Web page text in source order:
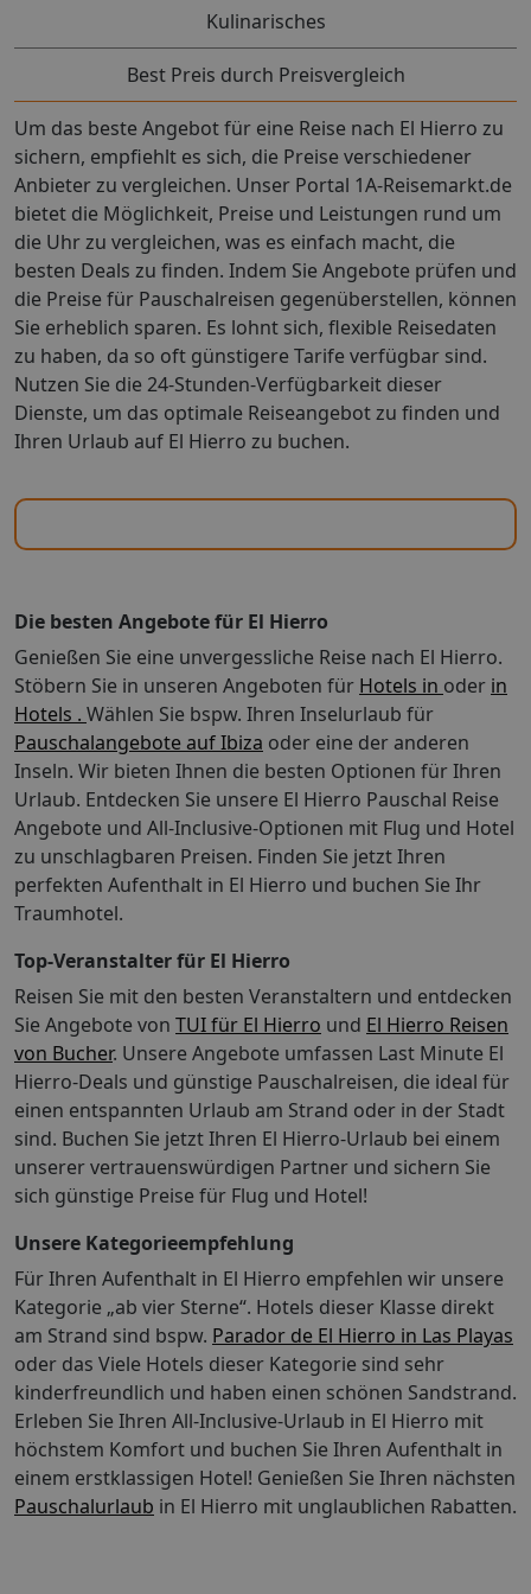
Programm, Sat-TV, Badewanne, WC, Föhn, Terrasse: mit
Liegen, mit Sitzgelegenheit, mit Grill, mit Privat-
GartenAppartement Typ (APY4), Haus, Landseite,
Meerseite, Meerblick, Landblick, ca. 80 - 100 m², letzte
Komplettrenovierung 2006, letzte Teilrenovierung
2016, Gesamtanzahl der Räume in diesem Zimmertyp:
3, Aufteilung wie folgt: kombiniertes
Wohn-/Schlafzimmer, 2 Schlafzimmer, 4 Einzelbetten
(100x200cm), 1 Schlafsofa (80x190cm), 1 Zustellbett
(80x190cm), Babybett, 1 Etagenbett (135x190cm),
Heizung: individuell regelbar, Kamin, Fußboden:
Fliesenboden, Sofa, Bügeleisen, Bügelbrett,
Waschmaschine, Küche, Kühlschrank, Gas/E-Herd,
Kaffeemaschine, Espressomaschine,
Kaffee-/Teezubereiter, Wasserkocher, Toaster, Esstisch,
Fernseher: Flatscreen, im Wohnbereich, deutsches
Programm, Sat-TV, Badewanne oder Dusche, Föhn,
Sitzgelegenheit, mit Grill, mit Privat-Garten Ihre
internationalem Flug ist das Zug zum Flug Ticket für
gilt nicht bei: Buchung einer reinen Flugleistung,
Buchung einer Hotelleistung ohne Flug, Buchung von
Leistungen (z.B. Hotel, Ausflüge oder Mietwagen) mit
einem separat dazu gebuchten Flug Reisen von
deutschen Abflughäfen zu den Zielflughäfen
EuroAirport Basel und Salzburg sowie innerdeutschen
Flugreisen Abflüge von ausländischen Flughäfen, auch
nicht für die innerdeutsche Strecke bis zur Grenze Für
aus dem Ausland anreisende TUI Deutschland Gäste gilt
für Abflüge ab deutschen Flughäfen das Zug zum Flug
Ticket ab der Grenze innerhalb Deutschlands. Bei
Buchung einer Paketreise im Internet ist das Zug zum
ist eine Kooperation mit der Deutschen Bahn AG. Mehr
Informationen finden Sie auf
http://www.tui.com/service-kontakt/zug-zum-flug/.
Privattransfer ist bei vielen Hotels zubuchbar.
Ausgenommen bei Individuell-Buchungen
Reiseexperten sind während Ihres Urlaubs 24 Stunden
(am Tag persönlich, telefonisch oder per E-Mail)
erreichbar. Mietwagen von TUI CARS sind in vielen
Zielgebieten zubuchbar. zus. Informationen:
Anreiseinformation Die An- und Abreise nach bzw. von
Es sind keine Transferleistungen inklusive. Die
Fährzeiten nach bzw. von El Hierro finden Sie unter:
www.navieraarmas.es Bitte beachten Sie, dass aufgrund
der Fährzeiten ggf. eine Zwischenübernachtung auf
Teneriffa gebucht werden muss. Transferinformationen
Bei diesem Produkt ist kein Transfer inklusive.
Buchungshinweise: Informationen zur Infantbelegung
(APY4): Innerhalb der Maximalbelegung sind Babys im
Zimmer erlaubt. (APY1, APX2 und APX1): Über die
Maximalbelegung hinaus ist max. 1 Baby im Zimmer
erlaubt. Einreisebestimmungen Spanien:
Kulinarisches
Best Preis durch Preisvergleich
Um das beste Angebot für eine Reise nach El Hierro zu
sichern, empfiehlt es sich, die Preise verschiedener
Anbieter zu vergleichen. Unser Portal 1A-Reisemarkt.de
bietet die Möglichkeit, Preise und Leistungen rund um
die Uhr zu vergleichen, was es einfach macht, die
besten Deals zu finden. Indem Sie Angebote prüfen und
die Preise für Pauschalreisen gegenüberstellen, können
Sie erheblich sparen. Es lohnt sich, flexible Reisedaten
zu haben, da so oft günstigere Tarife verfügbar sind.
Nutzen Sie die 24-Stunden-Verfügbarkeit dieser
Dienste, um das optimale Reiseangebot zu finden und
Ihren Urlaub auf El Hierro zu buchen.
Die besten Angebote für El Hierro
Genießen Sie eine unvergessliche Reise nach El Hierro.
Stöbern Sie in unseren Angeboten für Hotels in oder in
Hotels . Wählen Sie bspw. Ihren Inselurlaub für
Pauschalangebote auf Ibiza oder eine der anderen
Inseln. Wir bieten Ihnen die besten Optionen für Ihren
Urlaub. Entdecken Sie unsere El Hierro Pauschal Reise
Angebote und All-Inclusive-Optionen mit Flug und Hotel
zu unschlagbaren Preisen. Finden Sie jetzt Ihren
perfekten Aufenthalt in El Hierro und buchen Sie Ihr
Traumhotel.
Top-Veranstalter für El Hierro
Reisen Sie mit den besten Veranstaltern und entdecken
Sie Angebote von TUI für El Hierro und El Hierro Reisen
von Bucher. Unsere Angebote umfassen Last Minute El
Hierro-Deals und günstige Pauschalreisen, die ideal für
einen entspannten Urlaub am Strand oder in der Stadt
sind. Buchen Sie jetzt Ihren El Hierro-Urlaub bei einem
unserer vertrauenswürdigen Partner und sichern Sie
sich günstige Preise für Flug und Hotel!
Unsere Kategorieempfehlung
Für Ihren Aufenthalt in El Hierro empfehlen wir unsere
Kategorie „ab vier Sterne“. Hotels dieser Klasse direkt
am Strand sind bspw. Parador de El Hierro in Las Playas
oder das Viele Hotels dieser Kategorie sind sehr
kinderfreundlich und haben einen schönen Sandstrand.
Erleben Sie Ihren All-Inclusive-Urlaub in El Hierro mit
höchstem Komfort und buchen Sie Ihren Aufenthalt in
einem erstklassigen Hotel! Genießen Sie Ihren nächsten
Pauschalurlaub in El Hierro mit unglaublichen Rabatten.